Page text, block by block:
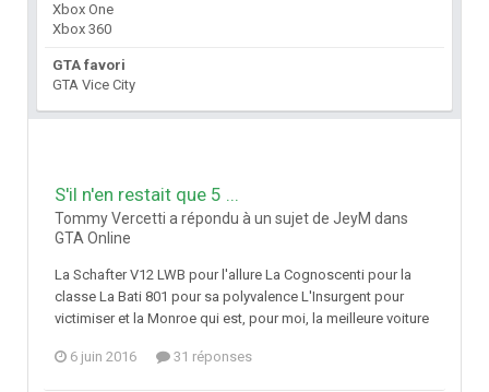
Xbox One
Xbox 360
GTA favori
GTA Vice City
S'il n'en restait que 5 ...
Tommy Vercetti a répondu à un sujet de JeyM dans
GTA Online
La Schafter V12 LWB pour l'allure La Cognoscenti pour la
classe La Bati 801 pour sa polyvalence L'Insurgent pour
victimiser et la Monroe qui est, pour moi, la meilleure voiture
6 juin 2016 31 réponses